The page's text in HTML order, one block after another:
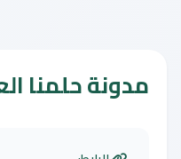
مدونة حلمنا